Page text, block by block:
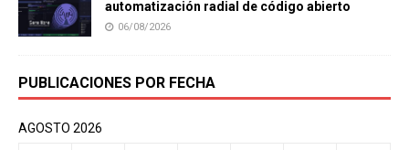
automatización radial de código abierto
06/08/2026
PUBLICACIONES POR FECHA
AGOSTO 2026